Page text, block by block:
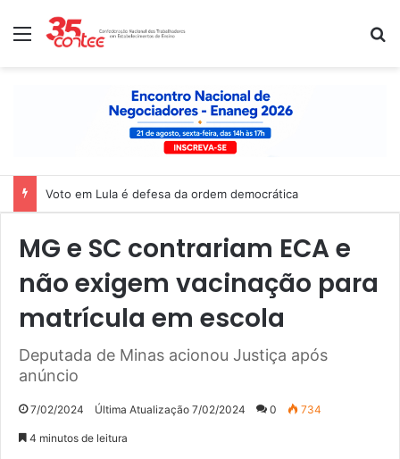
Menu
Nota de solidariedade ao povo venezuelano
MG e SC contrariam ECA e
não exigem vacinação para
matrícula em escola
Deputada de Minas acionou Justiça após
anúncio
7/02/2024 Última Atualização 7/02/2024 0 734
4 minutos de leitura